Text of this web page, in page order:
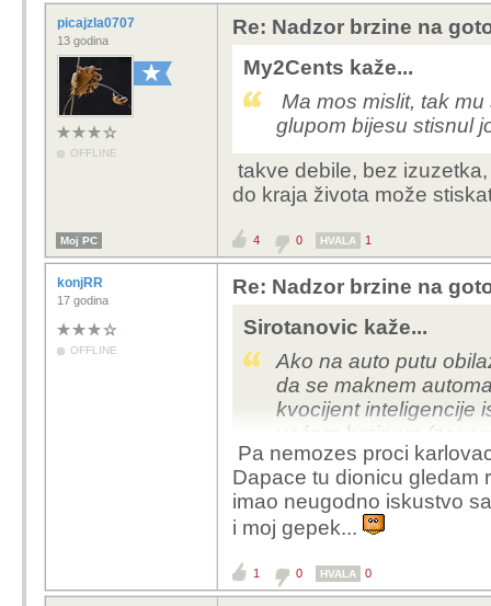
picajzla0707
13 godina
OFFLINE
Re: Nadzor brzine na
My2Cents kaže...
Ma mos mislit, tak
glupom bijesu stisnul
takve debile, bez
do kraja života može
Moj PC 4 0 HVALA 1
konjRR
17 godina
OFFLINE
Re: Nadzor brzine na
Sirotanovic kaže...
Ako na auto putu
da se maknem
kvocijent inteligencije
većom brzinom (zar
granici sam prekršaja.
Pa nemozes proci
Dapace tu dionicu gledam
imao neugodno iskustvo
i moj gepek...
1 0 HVALA 0